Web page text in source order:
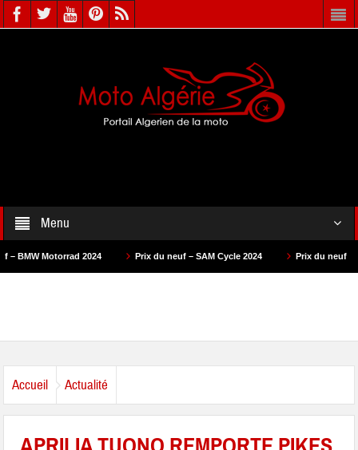
Menu
2024 Prix du neuf – SAM Cycle 2024 Prix du neuf – AS Motors 2024
Accueil Actualité